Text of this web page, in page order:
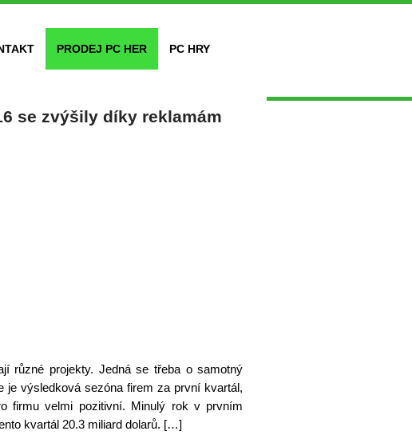
PRODEJ PC HER PC HRY
se zvýšily díky reklamám
různé projekty. Jedná se třeba o samotný
je výsledková sezóna firem za první kvartál,
firmu velmi pozitivní. Minulý rok v prvním
kvartál 20.3 miliard dolarů. […]